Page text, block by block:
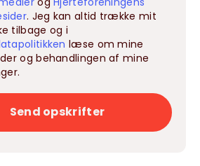
. Jeg kan altid trække mit
tilbage og i
læse om mine
og behandlingen af mine
Send opskrifter